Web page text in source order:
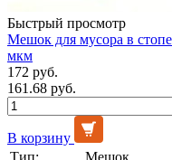
Быстрый просмотр
Мешок для мусора в
мкм
172 руб.
161.68 руб.
В корзину
Тип:
Мешок